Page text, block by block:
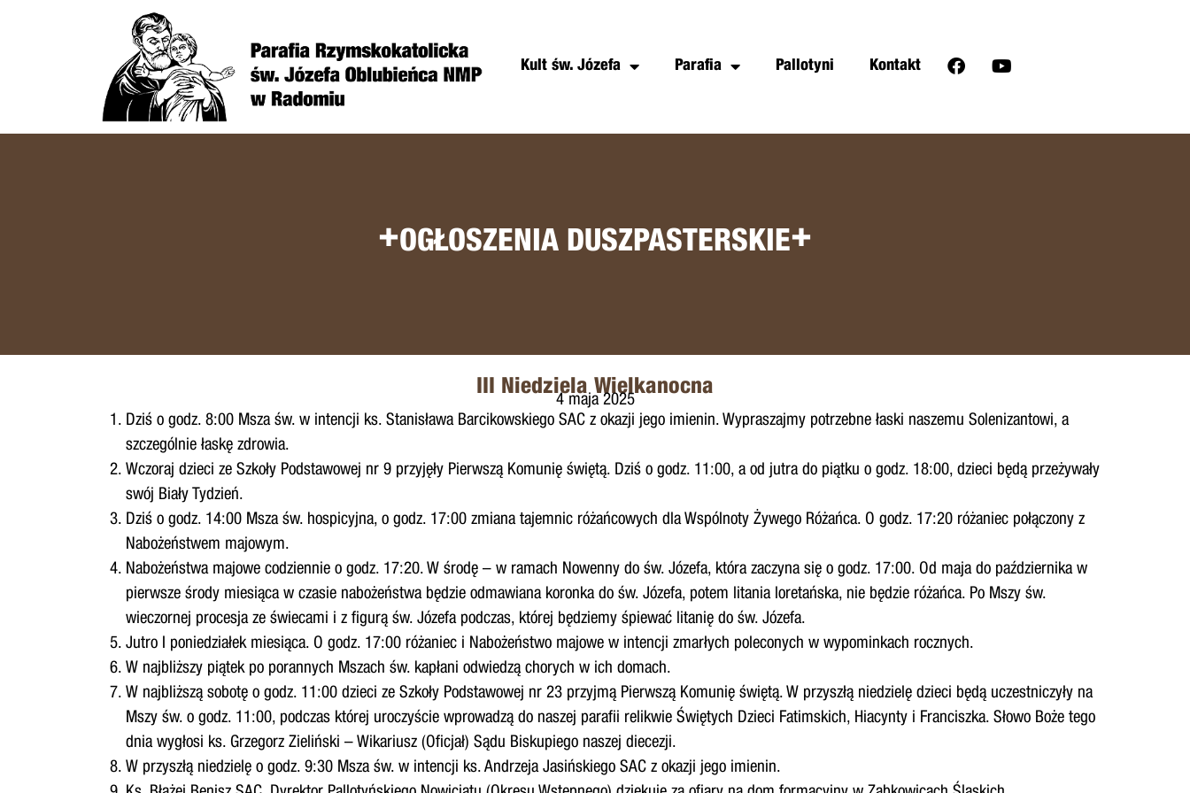
Kult św. Józefa Parafia Pallotyni Kontakt
+OGŁOSZENIA DUSZPASTERSKIE+
III Niedziela Wielkanocna
4 maja 2025
Dziś o godz. 8:00 Msza św. w intencji ks. Stanisława Barcikowskiego SAC z okazji jego imienin. Wypraszajmy potrzebne łaski naszemu Solenizantowi, a
szczególnie łaskę zdrowia.
Wczoraj dzieci ze Szkoły Podstawowej nr 9 przyjęły Pierwszą Komunię świętą. Dziś o godz. 11:00, a od jutra do piątku o godz. 18:00, dzieci będą przeżywały
swój Biały Tydzień.
Dziś o godz. 14:00 Msza św. hospicyjna, o godz. 17:00 zmiana tajemnic różańcowych dla Wspólnoty Żywego Różańca. O godz. 17:20 różaniec połączony z
Nabożeństwem majowym.
Nabożeństwa majowe codziennie o godz. 17:20. W środę – w ramach Nowenny do św. Józefa, która zaczyna się o godz. 17:00. Od maja do października w
pierwsze środy miesiąca w czasie nabożeństwa będzie odmawiana koronka do św. Józefa, potem litania loretańska, nie będzie różańca. Po Mszy św.
wieczornej procesja ze świecami i z figurą św. Józefa podczas, której będziemy śpiewać litanię do św. Józefa.
Jutro I poniedziałek miesiąca. O godz. 17:00 różaniec i Nabożeństwo majowe w intencji zmarłych poleconych w wypominkach rocznych.
W najbliższy piątek po porannych Mszach św. kapłani odwiedzą chorych w ich domach.
W najbliższą sobotę o godz. 11:00 dzieci ze Szkoły Podstawowej nr 23 przyjmą Pierwszą Komunię świętą. W przyszłą niedzielę dzieci będą uczestniczyły na
Mszy św. o godz. 11:00, podczas której uroczyście wprowadzą do naszej parafii relikwie Świętych Dzieci Fatimskich, Hiacynty i Franciszka. Słowo Boże tego
dnia wygłosi ks. Grzegorz Zieliński – Wikariusz (Oficjał) Sądu Biskupiego naszej diecezji.
W przyszłą niedzielę o godz. 9:30 Msza św. w intencji ks. Andrzeja Jasińskiego SAC z okazji jego imienin.